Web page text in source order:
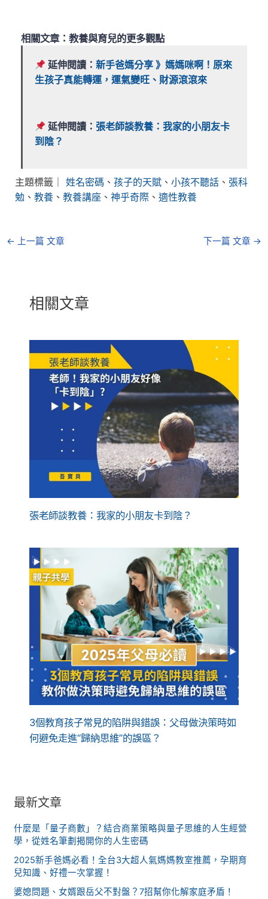
相關文章：教養與育兒的更多觀點
延伸閱讀： 新手爸媽分享 》媽媽咪啊！原來
生孩子真能轉運，運氣變旺、財源滾滾來
延伸閱讀： 張老師談教養：我家的小朋友卡
到陰？
主題標籤｜ 姓名密碼 、 孩子的天賦、 小孩不聽話、 張科
勉 、 教養、 教養講座、 神乎奇際、 適性教養
← 上一篇 文章 下一篇 文章 →
相關文章
張老師談教養：我家的小朋友卡到陰？
3個教育孩子常見的陷阱與錯誤：父母做決策時如
何避免走進“歸納思維”的誤區？
最新文章
什麼是「量子商數」？結合商業策略與量子思維的人生經營
學，從姓名筆劃揭開你的人生密碼
2025新手爸媽必看！全台3大超人氣媽媽教室推薦，孕期育
兒知識、好禮一次掌握！
婆媳問題、女婿跟岳父不對盤？7招幫你化解家庭矛盾！